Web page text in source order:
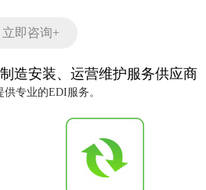
立即咨询+
造安装、运营维护服务供应商
供专业的EDI服务。